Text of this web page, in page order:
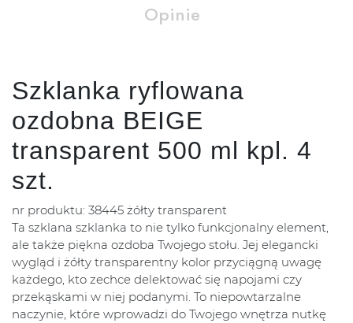
Opinie
Szklanka ryflowana
ozdobna BEIGE
transparent 500 ml kpl. 4
szt.
nr produktu: 38445 żółty transparent
Ta szklana szklanka to nie tylko funkcjonalny element,
ale także piękna ozdoba Twojego stołu. Jej elegancki
wygląd i żółty transparentny kolor przyciągną uwagę
każdego, kto zechce delektować się napojami czy
przekąskami w niej podanymi. To niepowtarzalne
naczynie, które wprowadzi do Twojego wnętrza nutkę